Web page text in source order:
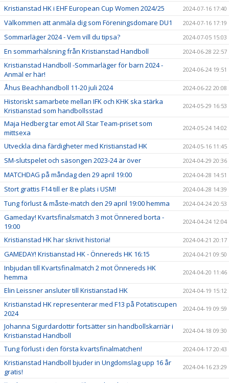
Kristianstad HK i EHF European Cup Women 2024/25 2024-07-16 17:40
Välkommen att anmäla dig som Föreningsdomare DU1 2024-07-16 17:19
Sommarläger 2024 - Vem vill du tipsa? 2024-07-05 15:03
En sommarhälsning från Kristianstad Handboll 2024-06-28 22:57
Kristianstad Handboll -Sommarläger för barn 2024 -
Anmäl er här!
2024-06-24 19:51
Åhus Beachhandboll 11-20 juli 2024 2024-06-22 20:08
Historiskt samarbete mellan IFK och KHK ska stärka
Kristianstad som handbollsstad
2024-05-29 16:53
Maja Hedberg tar emot All Star Team-priset som
mittsexa
2024-05-24 14:02
Utveckla dina färdigheter med Kristianstad HK 2024-05-16 11:45
SM-slutspelet och säsongen 2023-24 är över 2024-04-29 20:36
MATCHDAG på måndag den 29 april 19:00 2024-04-28 14:51
Stort grattis F14 till er 8:e plats i USM! 2024-04-28 14:39
Tung förlust & måste-match den 29 april 19:00 hemma 2024-04-24 20:53
Gameday! Kvartsfinalsmatch 3 mot Önnered borta -
19:00
2024-04-24 12:04
Kristianstad HK har skrivit historia! 2024-04-21 20:17
GAMEDAY! Kristianstad HK - Önnereds HK 16:15 2024-04-21 09:50
Inbjudan till Kvartsfinalmatch 2 mot Önnereds HK
hemma
2024-04-20 11:46
Elin Leissner ansluter till Kristianstad HK 2024-04-19 15:12
Kristianstad HK representerar med F13 på Potatiscupen
2024
2024-04-19 09:59
Johanna Sigurdardottir fortsätter sin handbollskarriär i
Kristianstad Handboll
2024-04-18 09:30
Tung förlust i den första kvartsfinalmatchen! 2024-04-17 20:43
Kristianstad Handboll bjuder in Ungdomslag upp 16 år
gratis!
2024-04-16 23:29